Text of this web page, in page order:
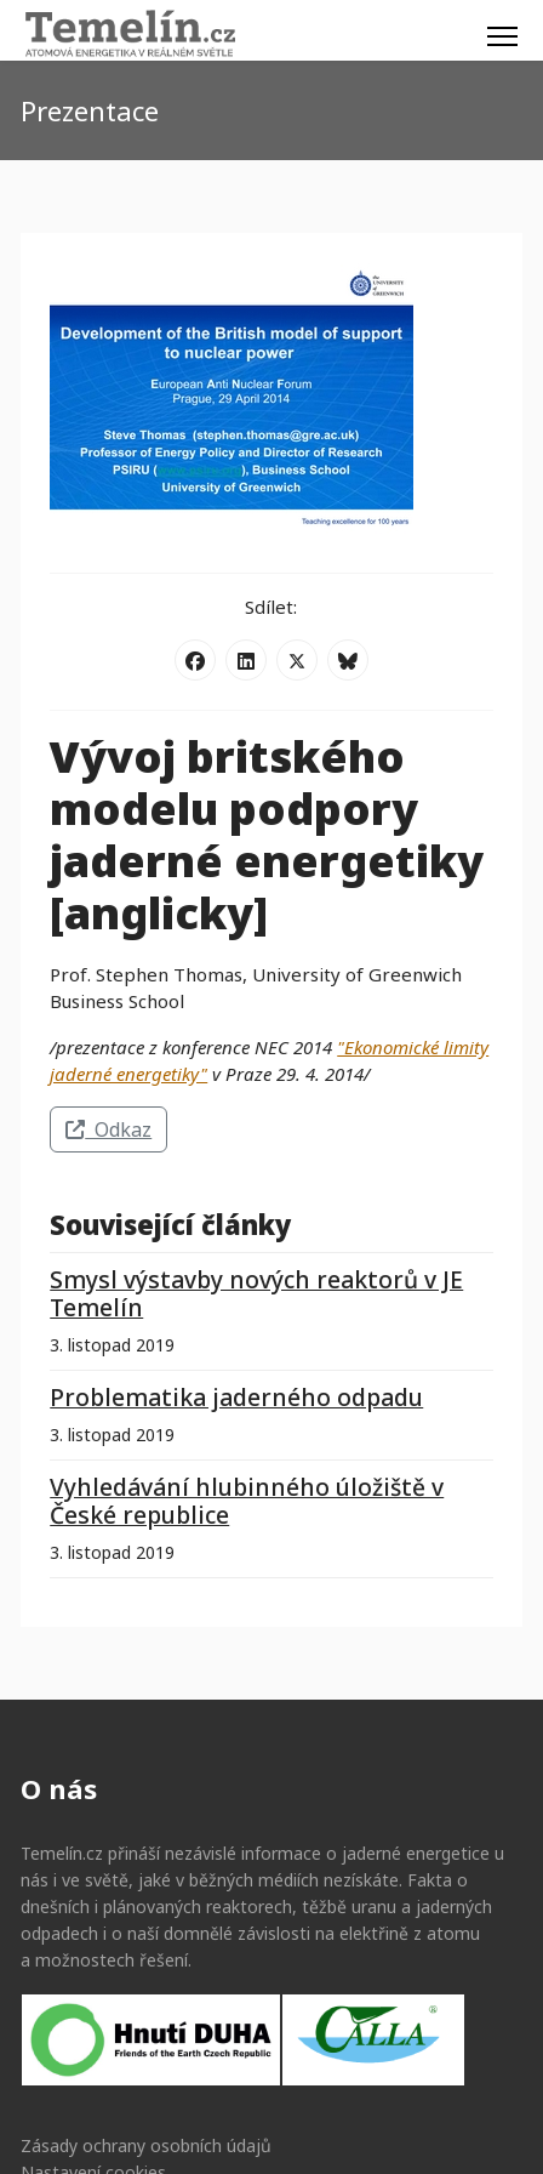
Prezentace
Sdílet:
Vývoj britského
modelu podpory
jaderné energetiky
[anglicky]
Prof. Stephen Thomas, University of Greenwich
Business School
/prezentace z konference NEC 2014 "Ekonomické limity
jaderné energetiky" v Praze 29. 4. 2014/
Odkaz
Související články
Smysl výstavby nových reaktorů v JE
Temelín
3. listopad 2019
Problematika jaderného odpadu
3. listopad 2019
Vyhledávání hlubinného úložiště v
České republice
3. listopad 2019
O nás
Temelín.cz přináší nezávislé informace o jaderné energetice u
nás i ve světě, jaké v běžných médiích nezískáte. Fakta o
dnešních i plánovaných reaktorech, těžbě uranu a jaderných
odpadech i o naší domnělé závislosti na elektřině z atomu
a možnostech řešení.
Zásady ochrany osobních údajů